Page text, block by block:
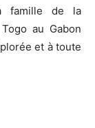
famille de la
au Gabon
et à toute